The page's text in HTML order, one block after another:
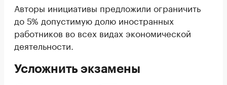
Авторы инициативы предложили ограничить
до 5% допустимую долю иностранных
работников во всех видах экономической
деятельности.
Усложнить экзамены